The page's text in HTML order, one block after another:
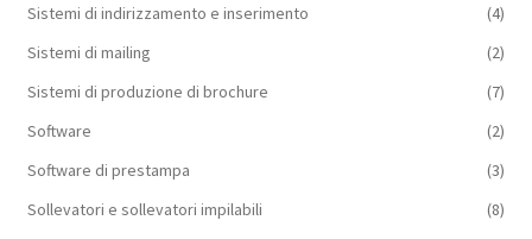
Sistemi di indirizzamento e inserimento
(4)
Sistemi di mailing
(2)
Sistemi di produzione di brochure
(7)
Software
(2)
Software di prestampa
(3)
Sollevatori e sollevatori impilabili
(8)